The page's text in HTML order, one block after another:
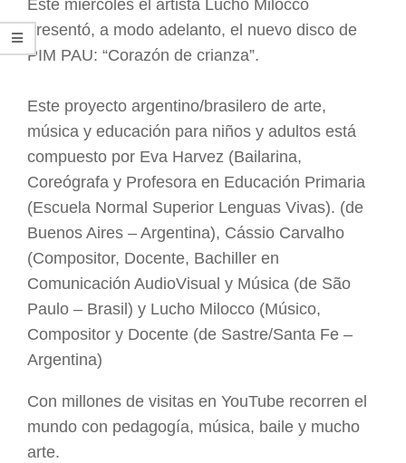
Este miércoles el artista Lucho Milocco
presentó, a modo adelanto, el nuevo disco de
PIM PAU: “Corazón de crianza”.
Este proyecto argentino/brasilero de arte,
música y educación para niños y adultos está
compuesto por Eva Harvez (Bailarina,
Coreógrafa y Profesora en Educación Primaria
(Escuela Normal Superior Lenguas Vivas). (de
Buenos Aires – Argentina), Cássio Carvalho
(Compositor, Docente, Bachiller en
Comunicación AudioVisual y Música (de São
Paulo – Brasil) y Lucho Milocco (Músico,
Compositor y Docente (de Sastre/Santa Fe –
Argentina)
Con millones de visitas en YouTube recorren el
mundo con pedagogía, música, baile y mucho
arte.